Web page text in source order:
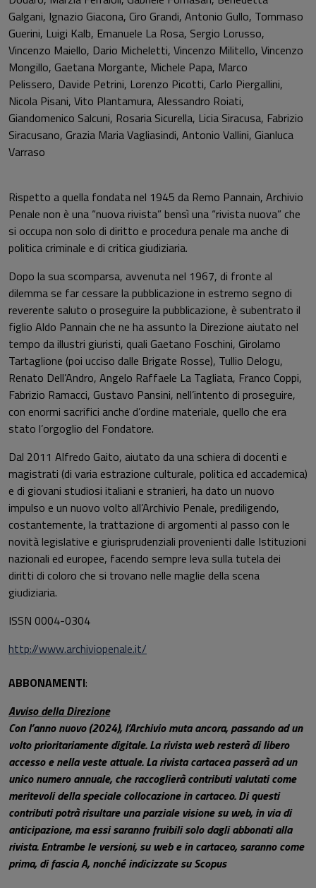
Galgani, Ignazio Giacona, Ciro Grandi, Antonio Gullo, Tommaso
Guerini, Luigi Kalb, Emanuele La Rosa, Sergio Lorusso,
Vincenzo Maiello, Dario Micheletti, Vincenzo Militello, Vincenzo
Mongillo, Gaetana Morgante, Michele Papa, Marco
Pelissero, Davide Petrini, Lorenzo Picotti, Carlo Piergallini,
Nicola Pisani, Vito Plantamura, Alessandro Roiati,
Giandomenico Salcuni, Rosaria Sicurella, Licia Siracusa, Fabrizio
Siracusano, Grazia Maria Vagliasindi, Antonio Vallini, Gianluca
Varraso
Rispetto a quella fondata nel 1945 da Remo Pannain, Archivio
Penale non è una “nuova rivista” bensì una “rivista nuova” che
si occupa non solo di diritto e procedura penale ma anche di
politica criminale e di critica giudiziaria.
Dopo la sua scomparsa, avvenuta nel 1967, di fronte al
dilemma se far cessare la pubblicazione in estremo segno di
reverente saluto o proseguire la pubblicazione, è subentrato il
figlio Aldo Pannain che ne ha assunto la Direzione aiutato nel
tempo da illustri giuristi, quali Gaetano Foschini, Girolamo
Tartaglione (poi ucciso dalle Brigate Rosse), Tullio Delogu,
Renato Dell’Andro, Angelo Raffaele La Tagliata, Franco Coppi,
Fabrizio Ramacci, Gustavo Pansini, nell’intento di proseguire,
con enormi sacrifici anche d’ordine materiale, quello che era
stato l’orgoglio del Fondatore.
Dal 2011 Alfredo Gaito, aiutato da una schiera di docenti e
magistrati (di varia estrazione culturale, politica ed accademica)
e di giovani studiosi italiani e stranieri, ha dato un nuovo
impulso e un nuovo volto all’Archivio Penale, prediligendo,
costantemente, la trattazione di argomenti al passo con le
novità legislative e giurisprudenziali provenienti dalle Istituzioni
nazionali ed europee, facendo sempre leva sulla tutela dei
diritti di coloro che si trovano nelle maglie della scena
giudiziaria.
ISSN 0004-0304
http://www.archiviopenale.it/
ABBONAMENTI:
Avviso della Direzione
Con l’anno nuovo (2024), l’Archivio muta ancora, passando ad un
volto prioritariamente digitale. La rivista web resterà di libero
accesso e nella veste attuale. La rivista cartacea passerà ad un
unico numero annuale, che raccoglierà contributi valutati come
meritevoli della speciale collocazione in cartaceo. Di questi
contributi potrà risultare una parziale visione su web, in via di
anticipazione, ma essi saranno fruibili solo dagli abbonati alla
rivista. Entrambe le versioni, su web e in cartaceo, saranno come
prima, di fascia A, nonché indicizzate su Scopus